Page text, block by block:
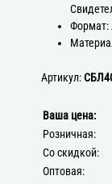
Формат:
Артикул:
Ваша цена:
Розничная:
Со скидкой:
Оптовая: